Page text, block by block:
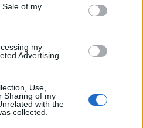
of my
my
Advertising.
Use,
Sharing of my
with the
collected.